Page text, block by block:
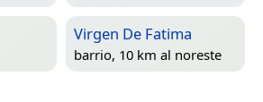
Virgen De Fatima
barrio, 10 km al noreste